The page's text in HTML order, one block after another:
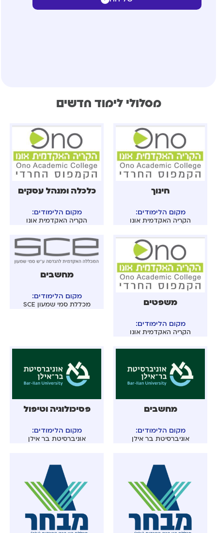
מסלולי לימוד חדשים
חינוך
מקום הלימודים:
הקריה האקדמית אונו
כלכלה ומנהל עסקים
מקום הלימודים:
הקריה האקדמית אונו
משפטים
מקום הלימודים:
הקריה האקדמית אונו
מחשבים
מקום הלימודים:
מכללת סמי שמעון SCE
מחשבים
מקום הלימודים:
אוניברסיטת בר אילן
פסיכולוגיה וטיפול
מקום הלימודים:
אוניברסיטת בר אילן